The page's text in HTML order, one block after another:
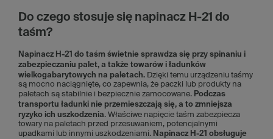
Do czego stosuje się napinacz H-21 do
taśm?
Napinacz H-21 do taśm świetnie sprawdza się przy spinaniu i
zabezpieczaniu palet, a także towarów i ładunków
wielkogabarytowych na paletach. Dzięki temu urządzeniu taśmy
są mocno naciągnięte, co zapewnia, że paczki lub produkty na
paletach są stabilnie i bezpiecznie zamocowane. Podczas
transportu ładunki nie przemieszczają się, a to zmniejsza
ryzyko ich uszkodzenia. Właściwe napięcie taśm zabezpiecza
towary na paletach przed przesuwaniem, potencjalnymi
upadkami lub innymi uszkodzeniami. Napinacz H-21 obsługuje